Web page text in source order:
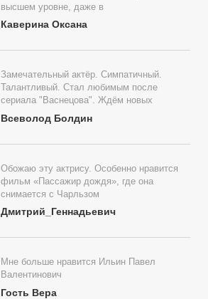
высшем уровне, даже в
Каверина Оксана
Замечательный актёр. Симпатичный.
Талантливый. Стал любимым после
сериала "Васнецова". Ждём новых
Всеволод Болдин
Обожаю эту актрису. Особенно нравится
фильм «Пассажир дождя», где она
снимается с Чарльзом
Дмитрий_Геннадьевич
Мне больше нравится Ильин Павел
Валентинович
Гость Вера